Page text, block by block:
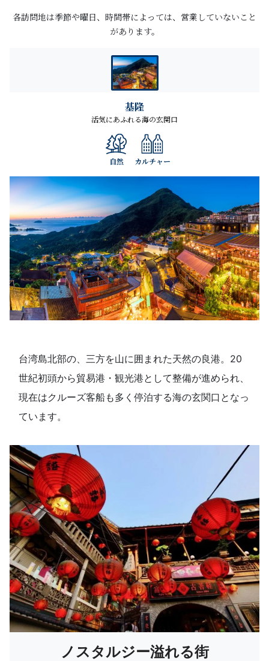
各訪問地は季節や曜日、時間帯によっては、営業していないこと
があります。
基隆
活気にあふれる海の玄関口
自然 カルチャー
台湾島北部の、三方を山に囲まれた天然の良港。20
世紀初頭から貿易港・観光港として整備が進められ、
現在はクルーズ客船も多く停泊する海の玄関口となっ
ています。
ノスタルジー溢れる街